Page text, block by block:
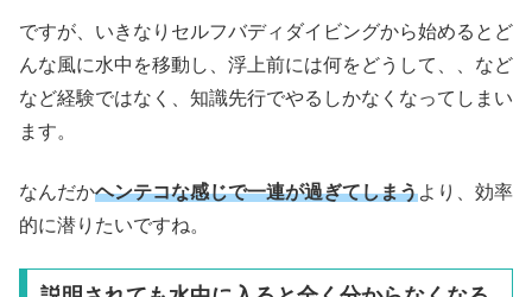
ですが、いきなりセルフバディダイビングから始めるとど
んな風に水中を移動し、浮上前には何をどうして、、など
など経験ではなく、知識先行でやるしかなくなってしまい
ます。
なんだかヘンテコな感じで一連が過ぎてしまうより、効率
的に潜りたいですね。